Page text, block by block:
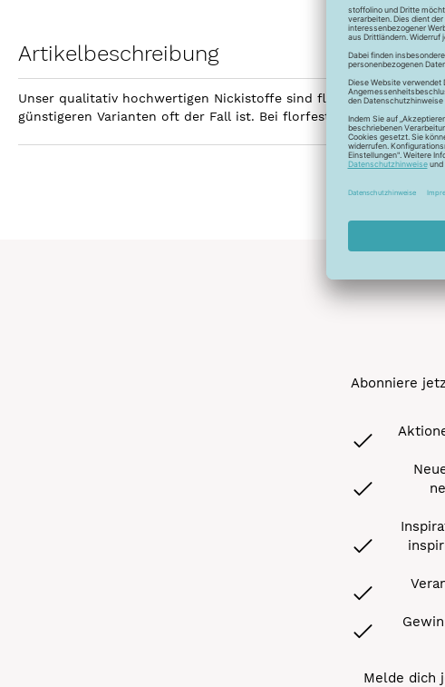
Artikelbeschreibung
Unser qualitativ hochwertigen Nickistoffe sind florfest. Das
günstigeren Varianten oft der Fall ist. Bei florfesten Nickis bleibt
Abonniere
Melde dich